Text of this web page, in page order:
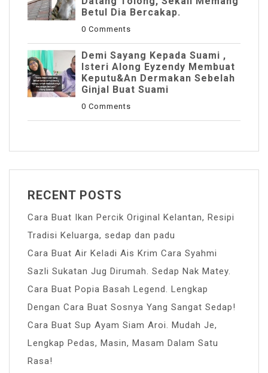
Betul Dia Bercakap.
0 Comments
Demi Sayang Kepada Suami ,
Isteri Along Eyzendy Membuat
Keputu&an Dermakan Sebelah
Ginjal Buat Suami
0 Comments
RECENT POSTS
Cara Buat Ikan Percik Original Kelantan, Resipi
Tradisi Keluarga, sedap dan padu
Cara Buat Air Keladi Ais Krim Cara Syahmi
Sazli Sukatan Jug Dirumah. Sedap Nak Matey.
Cara Buat Popia Basah Legend. Lengkap
Dengan Cara Buat Sosnya Yang Sangat Sedap!
Cara Buat Sup Ayam Siam Aroi. Mudah Je,
Lengkap Pedas, Masin, Masam Dalam Satu
Rasa!